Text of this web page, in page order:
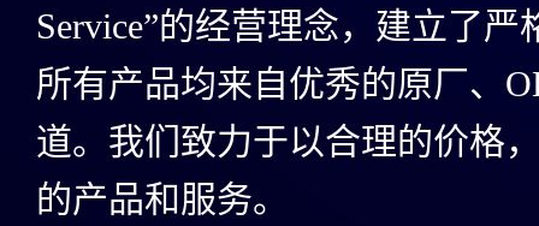
Service”的经营理念，建立了
所有产品均来自优秀的原厂、
道。我们致力于以合理的价格
的产品和服务。